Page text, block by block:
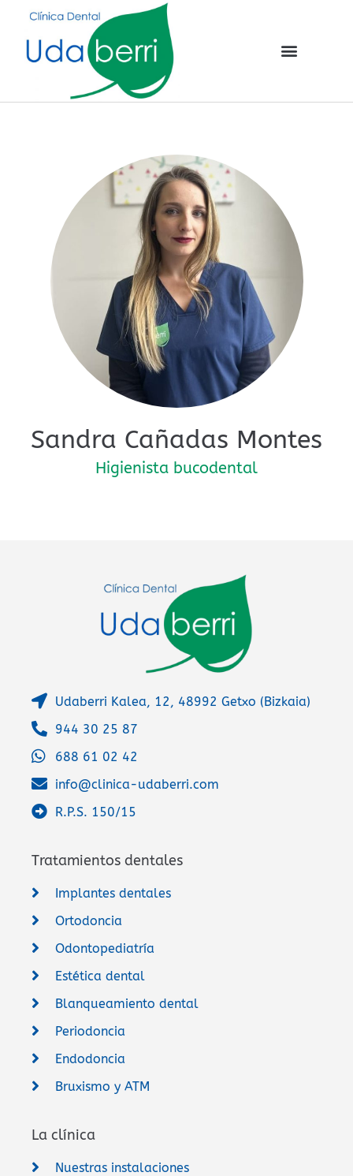
Sandra Cañadas Montes
Higienista bucodental
Udaberri Kalea, 12, 48992 Getxo (Bizkaia)
944 30 25 87
688 61 02 42
info@clinica-udaberri.com
R.P.S. 150/15
Tratamientos dentales
Implantes dentales
Ortodoncia
Odontopediatría
Estética dental
Blanqueamiento dental
Periodoncia
Endodoncia
Bruxismo y ATM
La clínica
Nuestras instalaciones